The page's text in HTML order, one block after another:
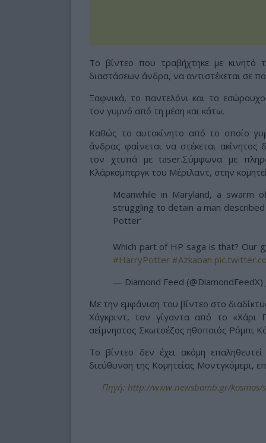
Το βίντεο που τραβήχτηκε με κινητό
διαστάσεων άνδρα, να αντιστέκεται σε
Ξαφνικά, το παντελόνι και το
τον γυμνό από τη μέση και κάτω.
Καθώς το αυτοκίνητο από το οποίο
άνδρας φαίνεται να στέκεται ακίνητος
τον χτυπά με taser.Σύμφωνα με
Κλάρκσμπεργκ του Μέριλαντ, στην
Meanwhile in Maryland, a swarm
struggling to detain a man
Potter’
Which part of HP saga is that? Our
#HarryPotter #Azkaban
— Diamond Feed (@DiamondFeedX)
Με την εμφάνιση του βίντεο στο
Χάγκριντ, τον γίγαντα από το «Χάρι
αείμνηστος Σκωτσέζος ηθοποιός Ρόμπι
Το βίντεο δεν έχει ακόμη
διεύθυνση της Κομητείας Μοντγκόμερι,
Πηγή: http://www.newsbomb.gr/